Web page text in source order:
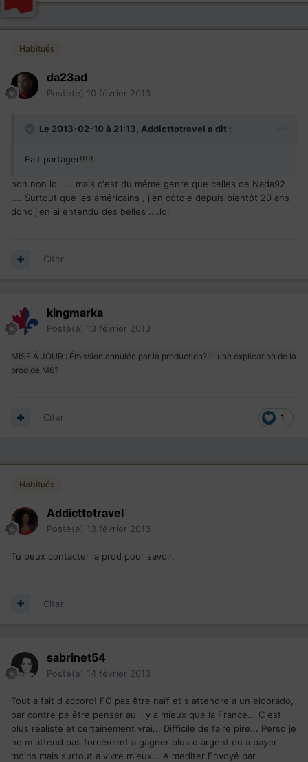
Habitués
da23ad
Posté(e) 10 février 2013
Le 2013-02-10 à 21:13, Addicttotravel a dit :
Fait partager!!!!!
non non lol .... mais c'est du même genre que celles de Nada92
.... Surtout que les américains , j'en côtoie depuis bientôt 20 ans
donc j'en ai entendu des belles ....lol
Citer
kingmarka
Posté(e) 13 février 2013
MISE À JOUR : Émission annulée par la production?!!!! une explication de la
prod de M6?
1
Citer
Habitués
Addicttotravel
Posté(e) 13 février 2013
Tu peux contacter la prod pour savoir.
Citer
sabrinet54
Posté(e) 14 février 2013
Tout a fait d accord! FO pas être naïf et s attendre a un eldorado,
par contre pe être penser au il y a mieux que la France... C est
plus réaliste et certainement vrai... Difficile de faire pire... Perso je
ne m attend pas forcément a gagner plus d argent ou a payer
moins mais surtout a vivre mieux... A mediter Envoyé par